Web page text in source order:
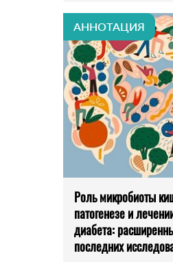
АННОТАЦИЯ
Роль микробиоты
патогенезе и
диабета:
последних